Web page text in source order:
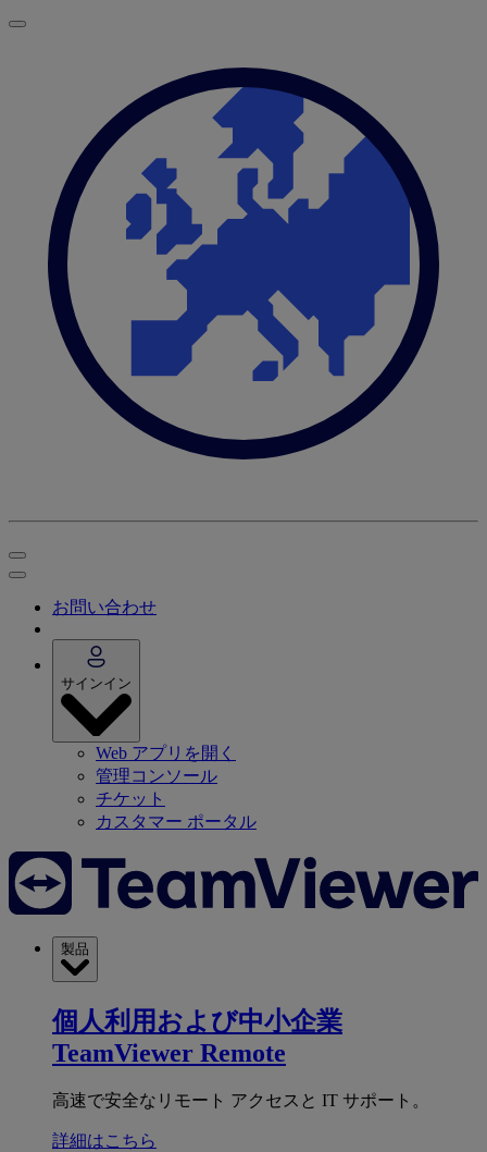
お問い合わせ
サインイン
Web アプリを開く
管理コンソール
チケット
カスタマー ポータル
製品
個人利用および中小企業
TeamViewer Remote
高速で安全なリモート アクセスと IT サポート。
詳細はこちら